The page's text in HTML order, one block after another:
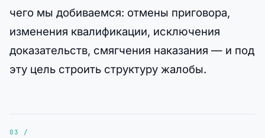
чего мы добиваемся: отмены приговора,
изменения квалификации, исключения
доказательств, смягчения наказания — и под
эту цель строить структуру жалобы.